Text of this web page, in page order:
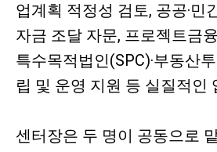
업계획 적정성 검토, 공공·민
자금 조달 자문, 프로젝트금
특수목적법인(SPC)·부동산
립 및 운영 지원 등 실질적인
센터장은 두 명이 공동으로